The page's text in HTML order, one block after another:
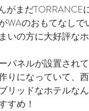
がまだ
WAのおもてなし
いの方に大好評なホ
パネルが設置され
りになっていて、
リッドなホテルな
すめ！